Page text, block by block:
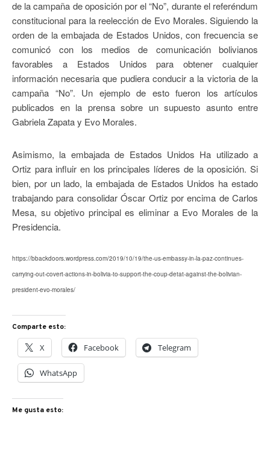
de la campaña de oposición por el “No”, durante el referéndum
constitucional para la reelección de Evo Morales. Siguiendo la
orden de la embajada de Estados Unidos, con frecuencia se
comunicó con los medios de comunicación bolivianos
favorables a Estados Unidos para obtener cualquier
información necesaria que pudiera conducir a la victoria de la
campaña “No”. Un ejemplo de esto fueron los artículos
publicados en la prensa sobre un supuesto asunto entre
Gabriela Zapata y Evo Morales.
Asimismo, la embajada de Estados Unidos Ha utilizado a
Ortiz para influir en los principales líderes de la oposición. Si
bien, por un lado, la embajada de Estados Unidos ha estado
trabajando para consolidar Óscar Ortiz por encima de Carlos
Mesa, su objetivo principal es eliminar a Evo Morales de la
Presidencia.
https://bbackdoors.wordpress.com/2019/10/19/the-us-embassy-in-la-paz-continues-
carrying-out-covert-actions-in-bolivia-to-support-the-coup-detat-against-the-bolivian-
president-evo-morales/
Comparte esto:
X Facebook Telegram
WhatsApp
Me gusta esto: